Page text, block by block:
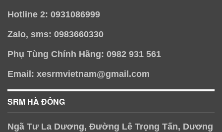
Hotline 2: 0931086999
Zalo, sms: 0983660330
Phụ Tùng Chính Hãng: 0982 931 561
Email: xesrmvietnam@gmail.com
SRM HÀ ĐÔNG
Ngã Tư La Dương, Đường Lê Trọng Tấn, Dương